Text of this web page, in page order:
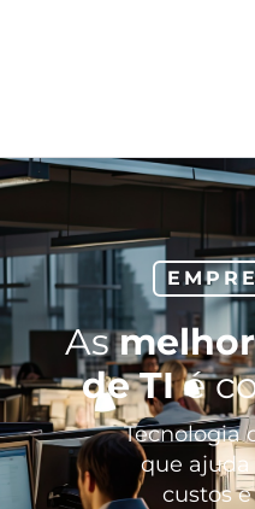
As
de TIé
Tecnologia
que
custos